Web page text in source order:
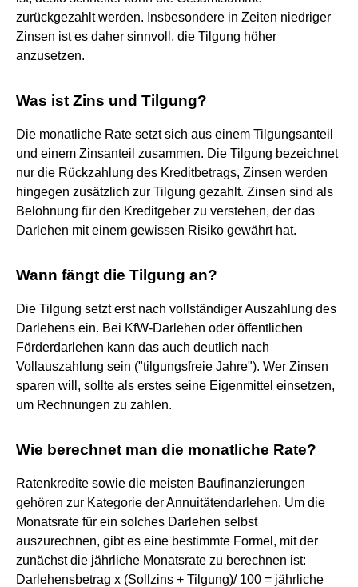
zurückgezahlt werden. Insbesondere in Zeiten niedriger
Zinsen ist es daher sinnvoll, die Tilgung höher
anzusetzen.
Was ist Zins und Tilgung?
Die monatliche Rate setzt sich aus einem Tilgungsanteil
und einem Zinsanteil zusammen. Die Tilgung bezeichnet
nur die Rückzahlung des Kreditbetrags, Zinsen werden
hingegen zusätzlich zur Tilgung gezahlt. Zinsen sind als
Belohnung für den Kreditgeber zu verstehen, der das
Darlehen mit einem gewissen Risiko gewährt hat.
Wann fängt die Tilgung an?
Die Tilgung setzt erst nach vollständiger Auszahlung des
Darlehens ein. Bei KfW-Darlehen oder öffentlichen
Förderdarlehen kann das auch deutlich nach
Vollauszahlung sein ("tilgungsfreie Jahre"). Wer Zinsen
sparen will, sollte als erstes seine Eigenmittel einsetzen,
um Rechnungen zu zahlen.
Wie berechnet man die monatliche Rate?
Ratenkredite sowie die meisten Baufinanzierungen
gehören zur Kategorie der Annuitätendarlehen. Um die
Monatsrate für ein solches Darlehen selbst
auszurechnen, gibt es eine bestimmte Formel, mit der
zunächst die jährliche Monatsrate zu berechnen ist:
Darlehensbetrag x (Sollzins + Tilgung)/ 100 = jährliche